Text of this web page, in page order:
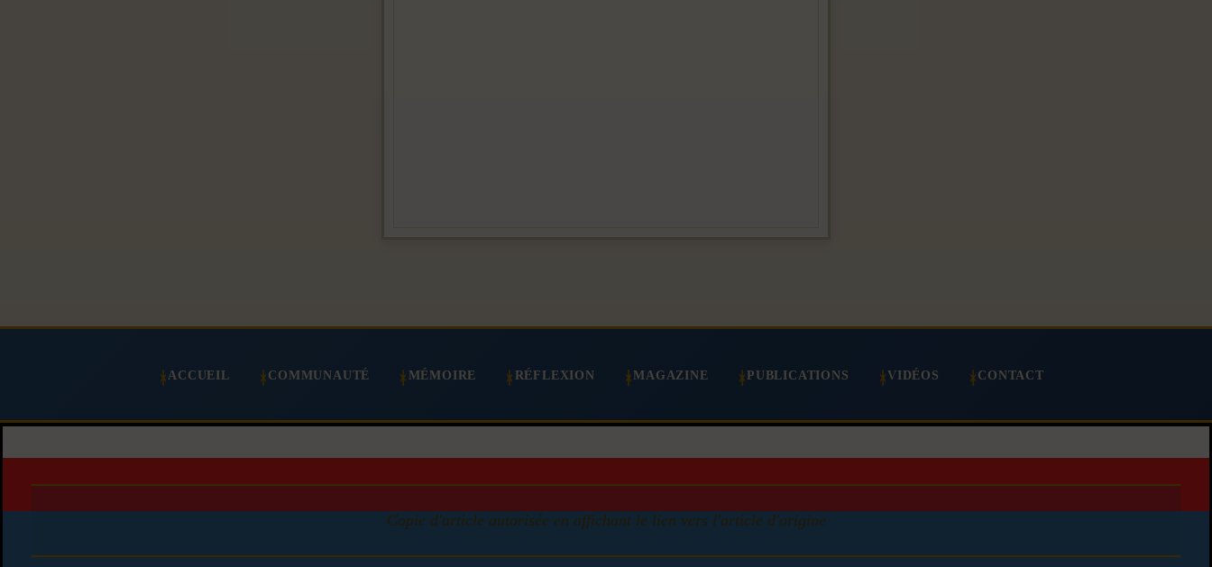
ACCUEIL COMMUNAUTÉ MÉMOIRE RÉFLEXION MAGAZINE PUBLICATIONS VIDÉOS CONTACT
Copie d'article autorisée en affichant le lien vers l'article d'origine